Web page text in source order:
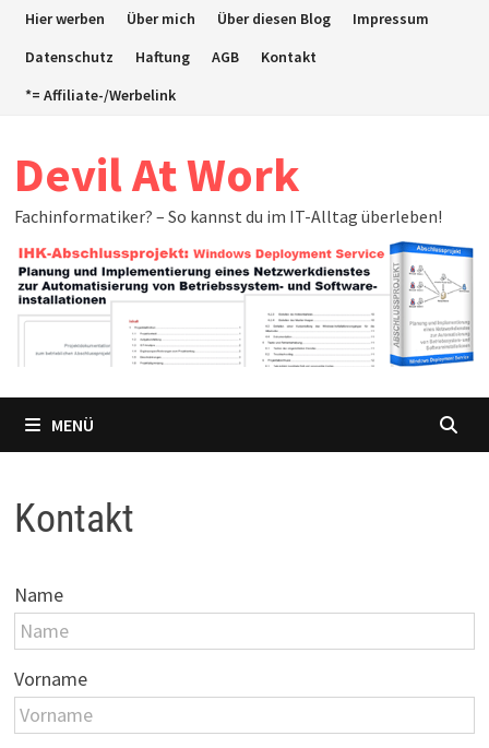
ZumHier werben Über mich Über diesen Blog
Impressum
Datenschutz
Haftung AGB
Kontakt
*= Affiliate-/Werbelink
Devil At Work
Fachinformatiker? – So kannst du im IT-Alltag überleben!
MENÜ
Kontakt
Name
Vorname